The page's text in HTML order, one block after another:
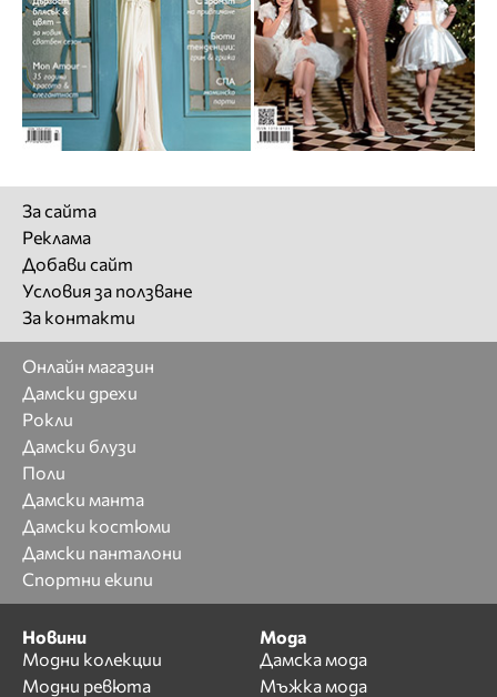
За сайта
Реклама
Добави сайт
Условия за ползване
За контакти
Онлайн магазин
Дамски дрехи
Рокли
Дамски блузи
Поли
Дамски манта
Дамски костюми
Дамски панталони
Спортни екипи
Новини
Модни колекции
Модни ревюта
Мода
Дамска мода
Мъжка мода